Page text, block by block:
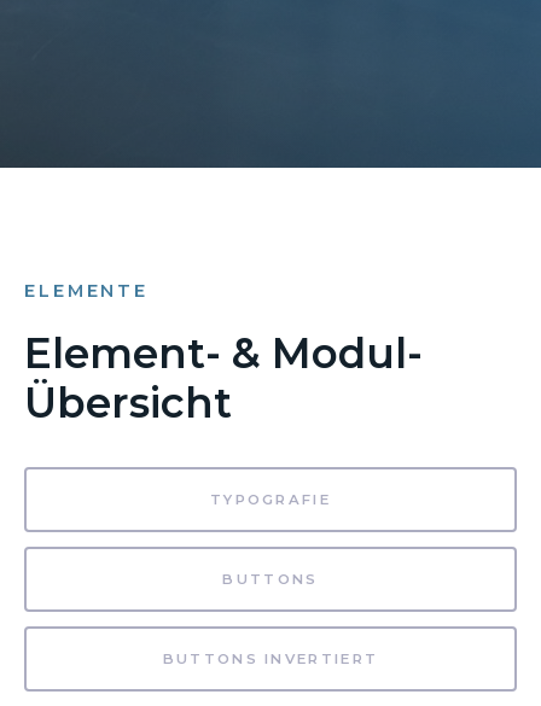
ELEMENTE
Element- & Modul-
Übersicht
TYPOGRAFIE
BUTTONS
BUTTONS INVERTIERT